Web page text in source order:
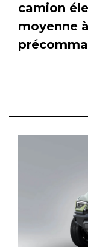
camion
moyenne